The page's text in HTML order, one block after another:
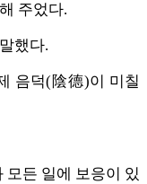
주었다.
했다.
음덕(陰德)이 미칠
모든 일에 보응이 있